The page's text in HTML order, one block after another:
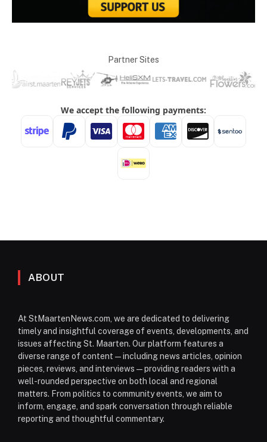
Partner Sites
ABOUT
At StMaartenNews.com, we are dedicated to delivering
timely and insightful coverage of events, developments, and
issues affecting St. Maarten. Our platform features a
diverse range of content—including news articles, opinion
pieces, reviews, and interviews—providing readers with a
well-rounded perspective on both local and regional
matters. From politics to community events, we aim to
inform, engage, and spark conversation through reliable
reporting and thoughtful commentary.